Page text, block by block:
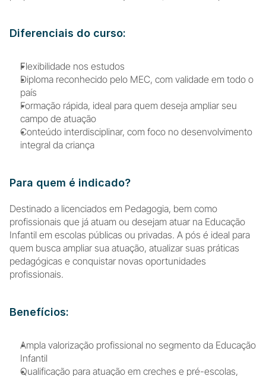
Diferenciais do curso:
Flexibilidade nos estudos
Diploma reconhecido pelo MEC, com validade em todo o
país
Formação rápida, ideal para quem deseja ampliar seu
campo de atuação
Conteúdo interdisciplinar, com foco no desenvolvimento
integral da criança
Para quem é indicado?
Destinado a licenciados em Pedagogia, bem como
profissionais que já atuam ou desejam atuar na Educação
Infantil em escolas públicas ou privadas. A pós é ideal para
quem busca ampliar sua atuação, atualizar suas práticas
pedagógicas e conquistar novas oportunidades
profissionais.
Benefícios:
Ampla valorização profissional no segmento da Educação
Infantil
Qualificação para atuação em creches e pré-escolas,